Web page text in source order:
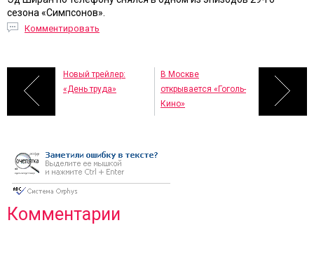
сезона «Симпсонов».
Комментировать
Новый трейлер:
«День труда»
В Москве
открывается «Гоголь-
Кино»
Комментарии